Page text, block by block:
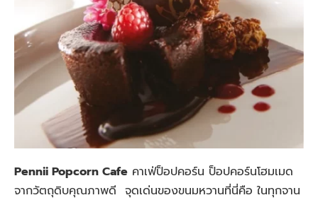
Pennii Popcorn Cafe คาเฟ่ป็อปคอร์น ป็อปคอร์นโฮมเมด
จากวัตถุดิบคุณภาพดี จุดเด่นของขนมหวานที่นี่คือ ในทุกจาน